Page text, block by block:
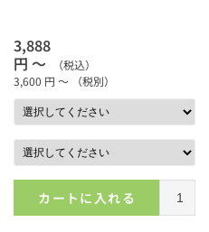
3,888
円 ～
（税込）
3,600 円 ～ （税別）
カートに入れる